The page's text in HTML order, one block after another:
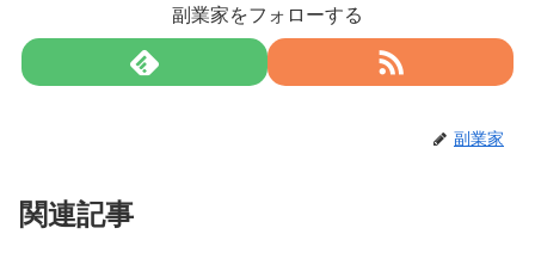
副業家をフォローする
副業家
関連記事